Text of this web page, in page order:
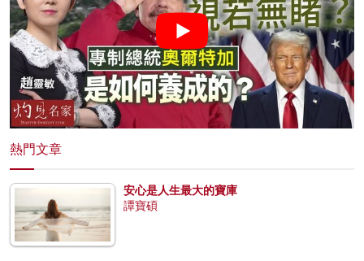
熱門文章
安心是人生最大的寶庫
譚寶碩